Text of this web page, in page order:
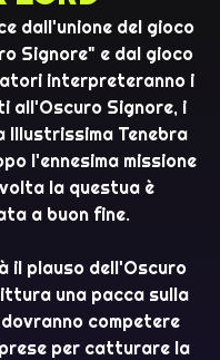
dall'unione del gioco
Signore" e dal gioco
interpreteranno i
all'Oscuro Signore, i
Illustrissima Tenebra
l'ennesima missione
la questua è
a buon fine.
il plauso dell'Oscuro
una pacca sulla
competere
per catturare la